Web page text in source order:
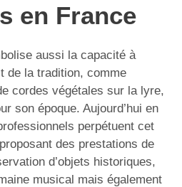
en France
aussi la capacité à
de la tradition, comme
cordes végétales sur la lyre,
son époque. Aujourd’hui en
perpétuent cet
des prestations de
d’objets historiques,
musical mais également